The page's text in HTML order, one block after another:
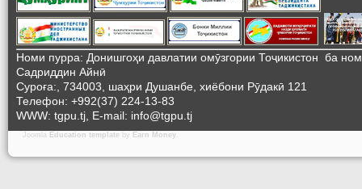
Номи пурра: Донишгоҳи давлатии омӯзгории Тоҷикистон ба
Садриддин Айнӣ
Суроға:, 734003, шаҳри Душанбе, хиёбони Рӯдакӣ 121
Телефон: +992(37) 224-13-83
WWW: tgpu.tj, E-mail: info@tgpu.tj
Joomla Education template by Earn Money